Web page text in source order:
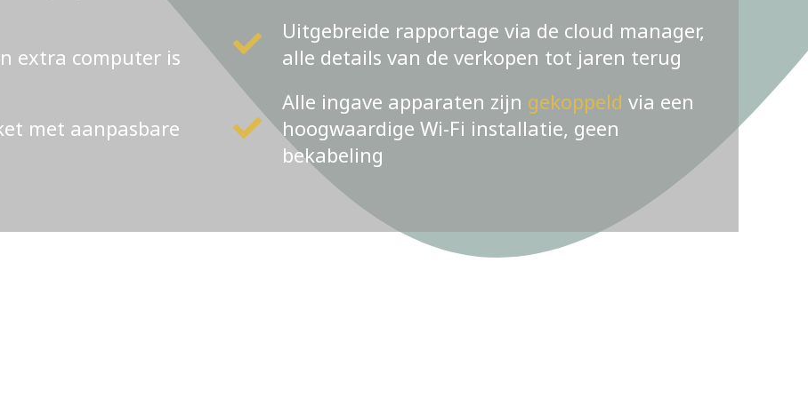
extra computer is
met aanpasbare
Uitgebreide rapportage via de cloud manager,
alle details van de verkopen tot jaren terug
Alle ingave apparaten zijn gekoppeld via een
hoogwaardige Wi-Fi installatie, geen
bekabeling